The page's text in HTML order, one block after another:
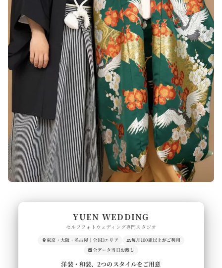
YUEN WEDDING
セルフフォトウェディング専門スタジオ
東京・大阪・名古屋｜全国3エリア
毎月100組以上がご利用
全データ当日お渡し
洋装・和装、2つのスタイルをご用意